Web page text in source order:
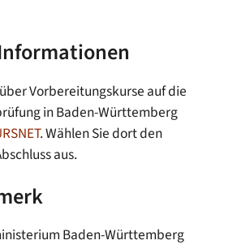
Vorbereitungskurse auf die
in Baden-Württemberg
. Wählen Sie dort den
aus.
Baden-Württemberg